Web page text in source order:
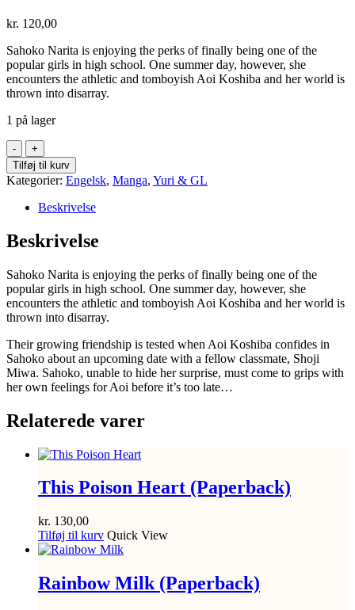
kr. 120,00
Sahoko Narita is enjoying the perks of finally being one of the
popular girls in high school. One summer day, however, she
encounters the athletic and tomboyish Aoi Koshiba and her world is
thrown into disarray.
1 på lager
Cashing
After
Aoi
Koshiba.
Vol
antal
Tilføj til kurv
Kategorier: Engelsk, Manga, Yuri & GL
Beskrivelse
Beskrivelse
Sahoko Narita is enjoying the perks of finally being one of the
popular girls in high school. One summer day, however, she
encounters the athletic and tomboyish Aoi Koshiba and her world is
thrown into disarray.
Their growing friendship is tested when Aoi Koshiba confides in
Sahoko about an upcoming date with a fellow classmate, Shoji
Miwa. Sahoko, unable to hide her surprise, must come to grips with
her own feelings for Aoi before it’s too late…
Relaterede varer
This Poison Heart (Paperback)
kr. 130,00
Tilføj til kurv Quick View
Rainbow Milk (Paperback)